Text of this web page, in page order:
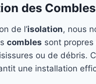
des Combles
de l’isolation, nous
combles sont propres
ou de débris.
une installation